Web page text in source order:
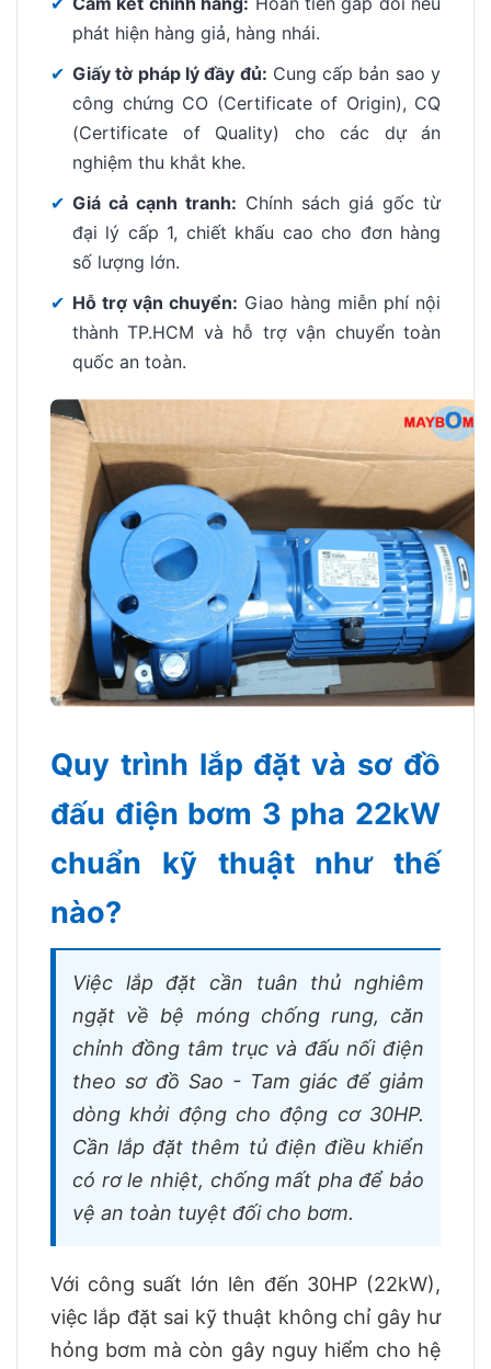
phát hiện hàng giả, hàng nhái.
✔ Giấy tờ pháp lý đầy đủ: Cung cấp bản sao y
công chứng CO (Certificate of Origin), CQ
(Certificate of Quality) cho các dự án
nghiệm thu khắt khe.
✔ Giá cả cạnh tranh: Chính sách giá gốc từ
đại lý cấp 1, chiết khấu cao cho đơn hàng
số lượng lớn.
✔ Hỗ trợ vận chuyển: Giao hàng miễn phí nội
thành TP.HCM và hỗ trợ vận chuyển toàn
quốc an toàn.
Quy trình lắp đặt và sơ đồ
đấu điện bơm 3 pha 22kW
chuẩn kỹ thuật như thế
nào?
Việc lắp đặt cần tuân thủ nghiêm
ngặt về bệ móng chống rung, căn
chỉnh đồng tâm trục và đấu nối điện
theo sơ đồ Sao - Tam giác để giảm
dòng khởi động cho động cơ 30HP.
Cần lắp đặt thêm tủ điện điều khiển
có rơ le nhiệt, chống mất pha để bảo
vệ an toàn tuyệt đối cho bơm.
Với công suất lớn lên đến 30HP (22kW),
việc lắp đặt sai kỹ thuật không chỉ gây hư
hỏng bơm mà còn gây nguy hiểm cho hệ